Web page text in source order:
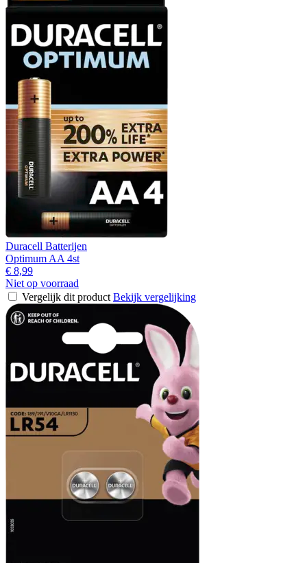
Duracell Batterijen
Optimum AA 4st
€ 8,99
Niet op voorraad
Vergelijk dit product Bekijk vergelijking